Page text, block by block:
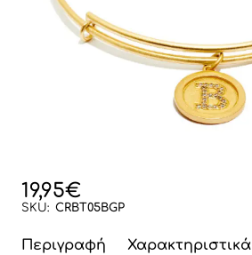
19,95€
SKU: CRBT05BGP
Περιγραφή Χαρακτηριστικά